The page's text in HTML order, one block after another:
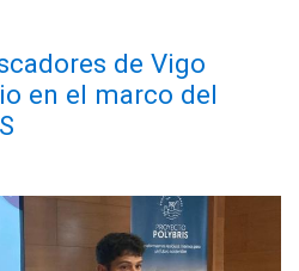
de Vigo
en el marco del